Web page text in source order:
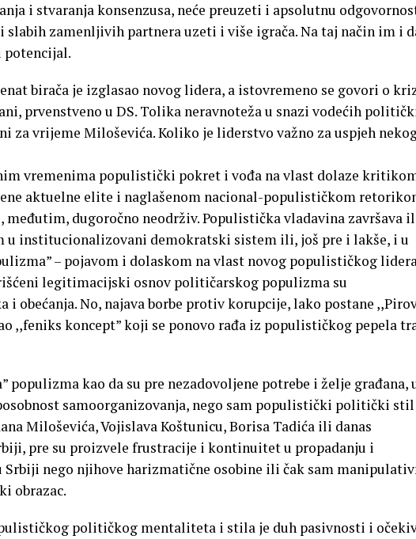
i stvaranja konsenzusa, neće preuzeti i apsolutnu
slabih zamenljivih partnera uzeti i više igrača. Na taj način im i
potencijal.
birača je izglasao novog lidera, a istovremeno se govori o
prvenstveno u DS. Tolika neravnoteža u snazi vodećih
za vrijeme Miloševića. Koliko je liderstvo važno za uspjeh
vremenima populistički pokret i vođa na vlast dolaze
aktuelne elite i naglašenom nacional-populističkom
međutim, dugoročno neodrživ. Populistička vladavina završava
u institucionalizovani demokratski sistem ili, još pre i lakše, i u
– pojavom i dolaskom na vlast novog populističkog
legitimacijski osnov političarskog populizma su
obećanja. No, najava borbe protiv korupcije, lako postane
,,feniks koncept” koji se ponovo rađa iz populističkog pepela
populizma kao da su pre nezadovoljene potrebe i želje građana,
samoorganizovanja, nego sam populistički politički
Miloševića, Vojislava Koštunicu, Borisa Tadića ili danas
pre su proizvele frustracije i kontinuitet u propadanju i
Srbiji nego njihove harizmatične osobine ili čak sam
obrazac.
političkog mentaliteta i stila je duh pasivnosti i